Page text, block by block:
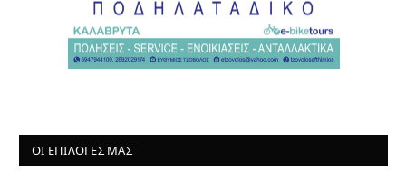
ΟΙ ΕΠΙΛΟΓΈΣ ΜΑΣ